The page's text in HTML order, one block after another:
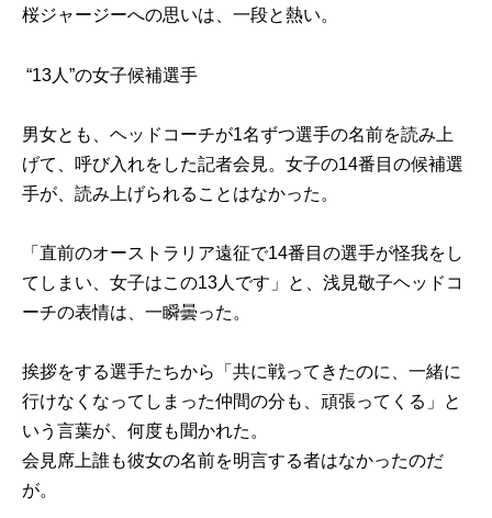
桜ジャージーへの思いは、一段と熱い。
“13人”の女子候補選手
男女とも、ヘッドコーチが1名ずつ選手の名前を読み上
げて、呼び入れをした記者会見。女子の14番目の候補選
手が、読み上げられることはなかった。
「直前のオーストラリア遠征で14番目の選手が怪我をし
てしまい、女子はこの13人です」と、浅見敬子ヘッドコ
ーチの表情は、一瞬曇った。
挨拶をする選手たちから「共に戦ってきたのに、一緒に
行けなくなってしまった仲間の分も、頑張ってくる」と
いう言葉が、何度も聞かれた。
会見席上誰も彼女の名前を明言する者はなかったのだ
が。